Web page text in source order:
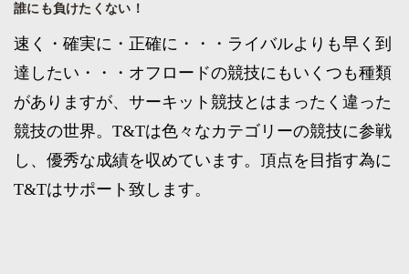
誰にも負けたくない！
速く・確実に・正確に・・・ライバルよりも早く到
達したい・・・オフロードの競技にもいくつも種類
がありますが、サーキット競技とはまったく違った
競技の世界。T&Tは色々なカテゴリーの競技に参戦
し、優秀な成績を収めています。頂点を目指す為に
T&Tはサポート致します。